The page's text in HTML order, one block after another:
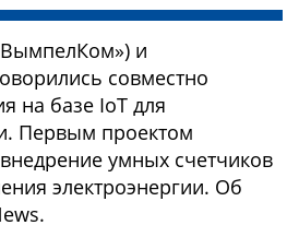
и
совместно
на базе IoT для
Первым проектом
умных счетчиков
электроэнергии. Об